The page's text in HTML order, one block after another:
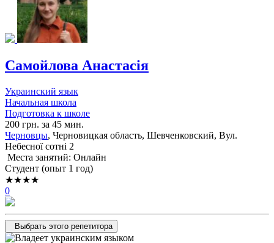
Самойлова Анастасія
Украинский язык
Начальная школа
Подготовка к школе
200 грн. за 45 мин.
Черновцы, Черновицкая область, Шевченковский, Вул.
Небесної сотні 2
Места занятий: Онлайн
Cтудент (опыт 1 год)
★★★★
0
Выбрать этого репетитора